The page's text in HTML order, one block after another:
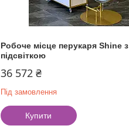
Робоче місце перукаря Shine з
підсвіткою
36 572 ₴
Під замовлення
Купити